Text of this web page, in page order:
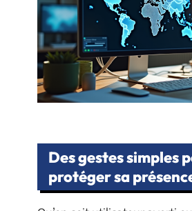
Des gestes simples
protéger sa